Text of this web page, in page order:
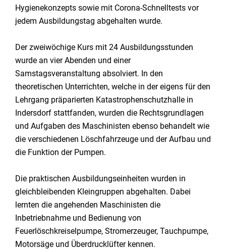
Hygienekonzepts sowie mit Corona-Schnelltests vor
jedem Ausbildungstag abgehalten wurde.
Der zweiwöchige Kurs mit 24 Ausbildungsstunden
wurde an vier Abenden und einer
Samstagsveranstaltung absolviert. In den
theoretischen Unterrichten, welche in der eigens für den
Lehrgang präparierten Katastrophenschutzhalle in
Indersdorf stattfanden, wurden die Rechtsgrundlagen
und Aufgaben des Maschinisten ebenso behandelt wie
die verschiedenen Löschfahrzeuge und der Aufbau und
die Funktion der Pumpen.
Die praktischen Ausbildungseinheiten wurden in
gleichbleibenden Kleingruppen abgehalten. Dabei
lernten die angehenden Maschinisten die
Inbetriebnahme und Bedienung von
Feuerlöschkreiselpumpe, Stromerzeuger, Tauchpumpe,
Motorsäge und Überdrucklüfter kennen.